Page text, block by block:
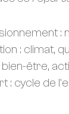
: climat,
être,
: cycle de